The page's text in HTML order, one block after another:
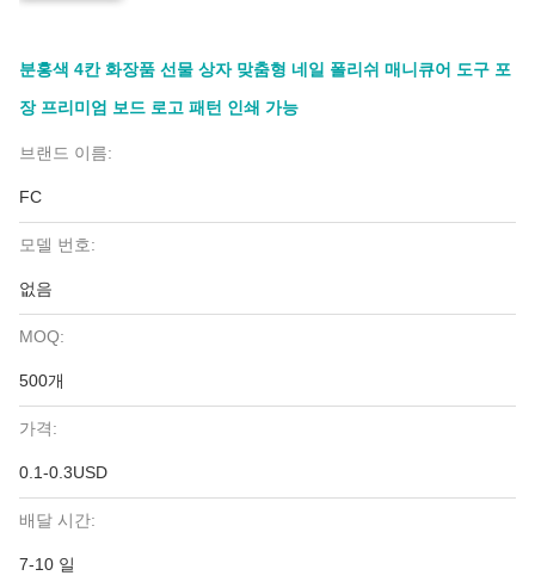
분홍색 4칸 화장품 선물 상자 맞춤형 네일 폴리쉬 매니큐어 도구 포
장 프리미엄 보드 로고 패턴 인쇄 가능
브랜드 이름:
FC
모델 번호:
없음
MOQ:
500개
가격:
0.1-0.3USD
배달 시간:
7-10 일